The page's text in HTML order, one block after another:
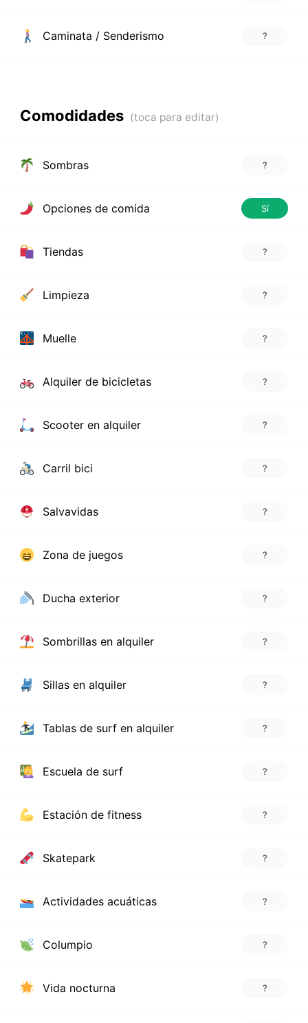
Caminata / Senderismo ?
Comodidades
Sombras ?
Opciones de comida Sí
Tiendas ?
Limpieza ?
Muelle ?
Alquiler de bicicletas ?
Scooter en alquiler ?
Carril bici ?
Salvavidas ?
Zona de juegos ?
Ducha exterior ?
Sombrillas en alquiler ?
Sillas en alquiler ?
Tablas de surf en alquiler ?
Escuela de surf ?
Estación de fitness ?
Skatepark ?
Actividades acuáticas ?
Columpio ?
Vida nocturna ?